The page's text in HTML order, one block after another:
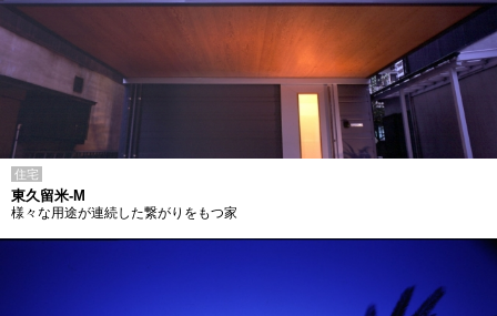
住宅
東久留米-M
様々な用途が連続した繋がりをもつ家